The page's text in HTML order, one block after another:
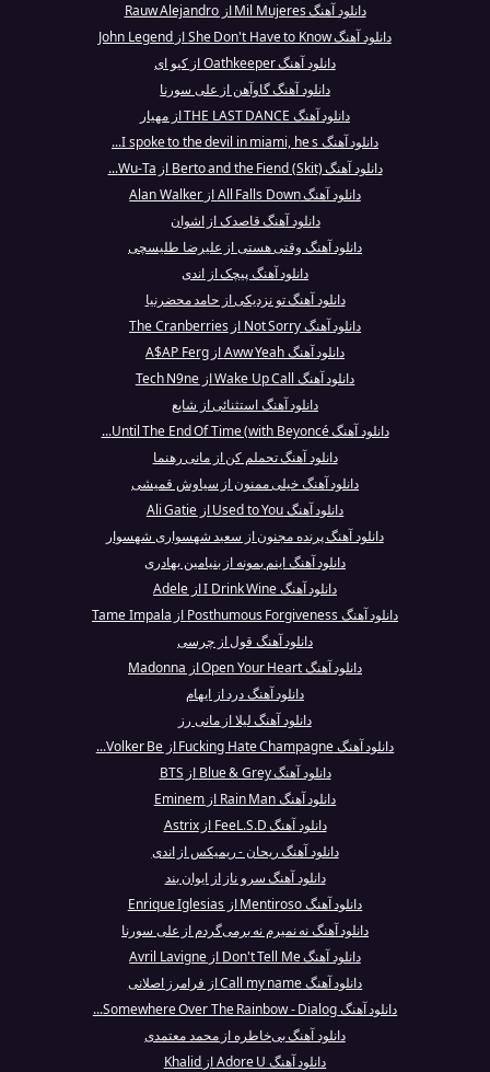
دانلود آهنگ Mil Mujeres از Rauw Alejandro
دانلود آهنگ She Don't Have to Know از John Legend
دانلود آهنگ Oathkeeper از کیو ای
دانلود آهنگ گاوآهن از علی سورنا
دانلود آهنگ THE LAST DANCE از مهیار
دانلود آهنگ I spoke to the devil in miami, he s...
دانلود آهنگ Berto and the Fiend (Skit) از Wu-Ta...
دانلود آهنگ All Falls Down از Alan Walker
دانلود آهنگ قاصدک از اشوان
دانلود آهنگ وقتی هستی از علیرضا طلیسچی
دانلود آهنگ پیچک از اندی
دانلود آهنگ تو نزدیکی از حامد محضرنیا
دانلود آهنگ Not Sorry از The Cranberries
دانلود آهنگ Aww Yeah از A$AP Ferg
دانلود آهنگ Wake Up Call از Tech N9ne
دانلود آهنگ استثنائی از شایع
دانلود آهنگ Until The End Of Time (with Beyoncé...
دانلود آهنگ تحملم کن از مانی رهنما
دانلود آهنگ خیلی ممنون از سیاوش قمیشی
دانلود آهنگ Used to You از Ali Gatie
دانلود آهنگ پرنده مجنون از سعید شهسواری شهسوار
دانلود آهنگ اینم بمونه از بنیامین بهادری
دانلود آهنگ I Drink Wine از Adele
دانلود آهنگ Posthumous Forgiveness از Tame Impala
دانلود آهنگ قول از چرسی
دانلود آهنگ Open Your Heart از Madonna
دانلود آهنگ درد از ایهام
دانلود آهنگ لیلا از مانی رز
دانلود آهنگ Fucking Hate Champagne از Volker Be...
دانلود آهنگ Blue & Grey از BTS
دانلود آهنگ Rain Man از Eminem
دانلود آهنگ FeeL.S.D از Astrix
دانلود آهنگ ریحان - ریمیکس از اندی
دانلود آهنگ سرو ناز از ایوان بند
دانلود آهنگ Mentiroso از Enrique Iglesias
دانلود آهنگ نه نمیرم نه برمی‌گردم از علی سورنا
دانلود آهنگ Don't Tell Me از Avril Lavigne
دانلود آهنگ Call my name از فرامرز اصلانی
دانلود آهنگ Somewhere Over The Rainbow - Dialog...
دانلود آهنگ بی‌خاطره از محمد معتمدی
دانلود آهنگ Adore U از Khalid